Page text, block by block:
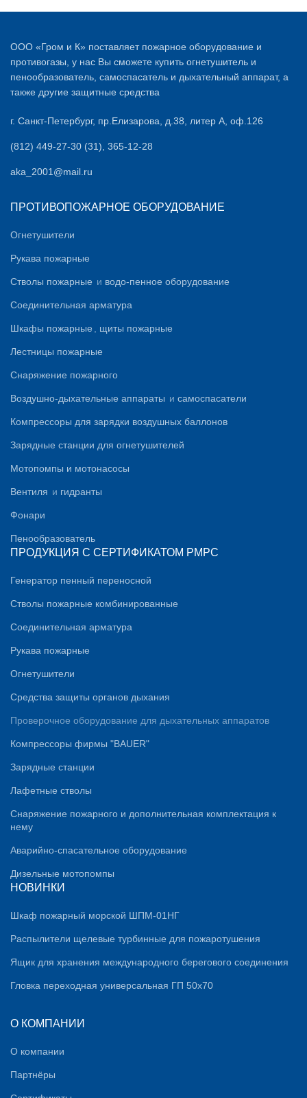
ООО «Гром и К» поставляет пожарное оборудование и
противогазы, у нас Вы сможете купить огнетушитель и
пенообразователь, самоспасатель и дыхательный аппарат, а
также другие защитные средства
г. Санкт-Петербург, пр.Елизарова, д.38, литер А, оф.126
(812) 449-27-30 (31), 365-12-28
aka_2001@mail.ru
ПРОТИВОПОЖАРНОЕ ОБОРУДОВАНИЕ
Огнетушители
Рукава пожарные
Стволы пожарные и водо-пенное оборудование
Соединительная арматура
Шкафы пожарные , щиты пожарные
Лестницы пожарные
Снаряжение пожарного
Воздушно-дыхательные аппараты и самоспасатели
Компрессоры для зарядки воздушных баллонов
Зарядные станции для огнетушителей
Мотопомпы и мотонасосы
Вентиля и гидранты
Фонари
Пенообразователь
ПРОДУКЦИЯ С СЕРТИФИКАТОМ PMPC
Генератор пенный переносной
Стволы пожарные комбинированные
Соединительная арматура
Рукава пожарные
Огнетушители
Средства защиты органов дыхания
Проверочное оборудование для дыхательных аппаратов
Компрессоры фирмы "BAUER"
Зарядные станции
Лафетные стволы
Снаряжение пожарного и дополнительная комплектация к
нему
Аварийно-спасательное оборудование
Дизельные мотопомпы
НОВИНКИ
Шкаф пожарный морской ШПМ-01НГ
Распылители щелевые турбинные для пожаротушения
Ящик для хранения международного берегового соединения
Гловка переходная универсальная ГП 50х70
О КОМПАНИИ
О компании
Партнёры